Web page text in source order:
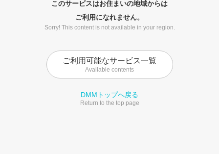
このサービスはお住まいの地域からは
ご利用になれません。
Sorry! This content is not available in your region.
ご利用可能なサービス一覧
Available contents
DMMトップへ戻る
Return to the top page